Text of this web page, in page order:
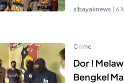
sibayaknews 6
Crime
Dor !
Bengkel